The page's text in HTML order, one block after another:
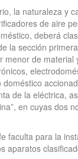
la naturaleza y
de aire
deberá
la sección
menor de material
de la eléctrica,
en cuyas dos
faculta para la
aparatos